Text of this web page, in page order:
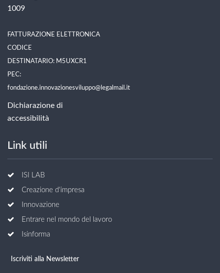
1009
FATTURAZIONE ELETTRONICA
CODICE
DESTINATARIO: M5UXCR1
PEC:
fondazione.innovazionesviluppo@legalmail.it
Dichiarazione di
accessibilità
Link utili
ISI LAB
Creazione d'impresa
Innovazione
Entrare nel mondo del lavoro
Isinforma
Iscriviti alla Newsletter